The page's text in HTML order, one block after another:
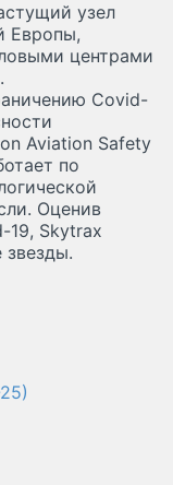
узел
Европы,
центрами
Covid-
Aviation Safety
по
Оценив
19, Skytrax
звезды.